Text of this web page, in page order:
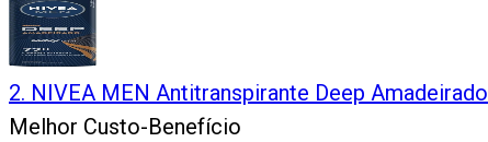
2. NIVEA MEN Antitranspirante Deep Amadeirado
Melhor Custo-Benefício